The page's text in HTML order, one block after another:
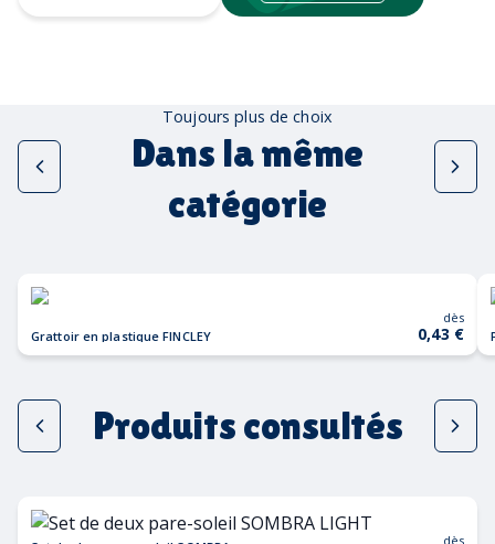
Toujours plus de choix
Dans la même
catégorie
Grattoir en plastique FINCLEY
dès
0,43 €
Produits consultés
dès